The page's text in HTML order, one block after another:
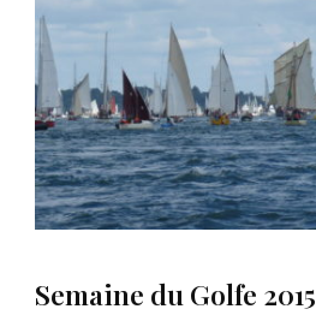
Semaine du Golfe 2015